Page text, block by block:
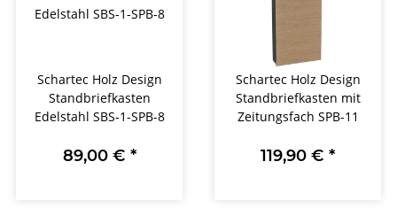
Schartec Holz Design
Standbriefkasten
Edelstahl SBS-1-SPB-8
89,00 € *
Schartec Holz Design
Standbriefkasten mit
Zeitungsfach SPB-11
119,90 € *